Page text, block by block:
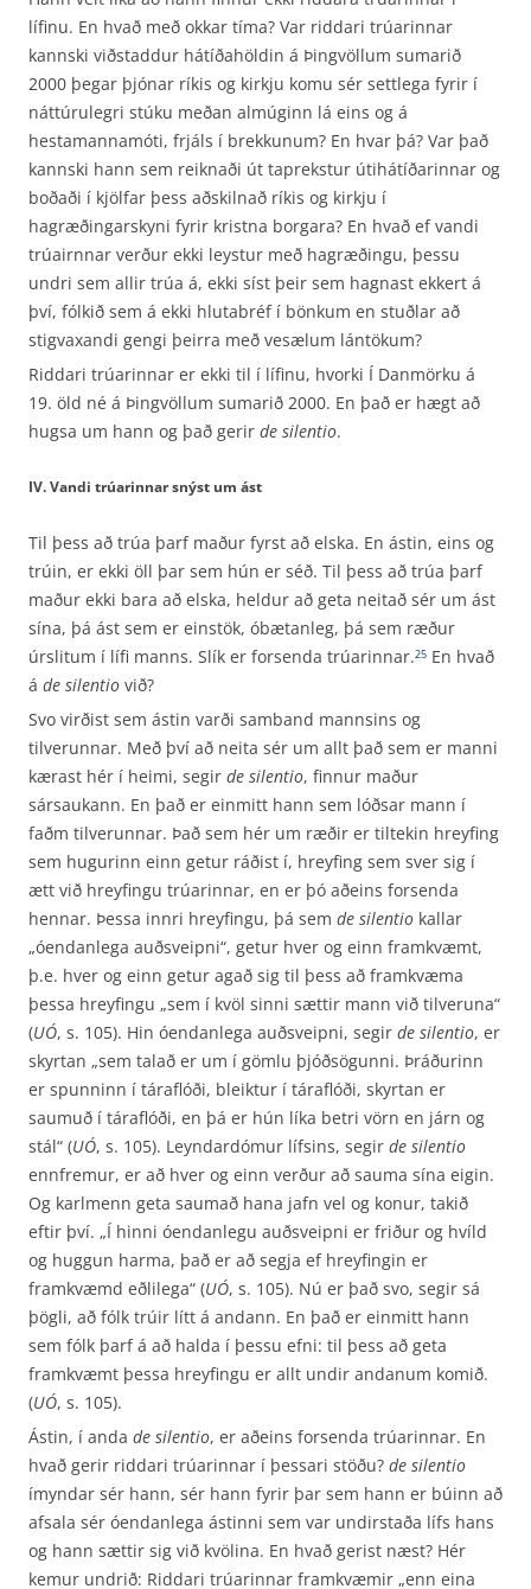
lífinu. En hvað með okkar tíma? Var riddari trúarinnar
kannski viðstaddur hátíðahöldin á Þingvöllum sumarið
2000 þegar þjónar ríkis og kirkju komu sér settlega fyrir í
náttúrulegri stúku meðan almúginn lá eins og á
hestamannamóti, frjáls í brekkunum? En hvar þá? Var það
kannski hann sem reiknaði út taprekstur útihátíðarinnar og
boðaði í kjölfar þess aðskilnað ríkis og kirkju í
hagræðingarskyni fyrir kristna borgara? En hvað ef vandi
trúairnnar verður ekki leystur með hagræðingu, þessu
undri sem allir trúa á, ekki síst þeir sem hagnast ekkert á
því, fólkið sem á ekki hlutabréf í bönkum en stuðlar að
stigvaxandi gengi þeirra með vesælum lántökum?
Riddari trúarinnar er ekki til í lífinu, hvorki Í Danmörku á
19. öld né á Þingvöllum sumarið 2000. En það er hægt að
hugsa um hann og það gerir de silentio.
IV. Vandi trúarinnar snýst um ást
Til þess að trúa þarf maður fyrst að elska. En ástin, eins og
trúin, er ekki öll þar sem hún er séð. Til þess að trúa þarf
maður ekki bara að elska, heldur að geta neitað sér um ást
sína, þá ást sem er einstök, óbætanleg, þá sem ræður
úrslitum í lífi manns. Slík er forsenda trúarinnar.25 En hvað
á de silentio við?
Svo virðist sem ástin varði samband mannsins og
tilverunnar. Með því að neita sér um allt það sem er manni
kærast hér í heimi, segir de silentio, finnur maður
sársaukann. En það er einmitt hann sem lóðsar mann í
faðm tilverunnar. Það sem hér um ræðir er tiltekin hreyfing
sem hugurinn einn getur ráðist í, hreyfing sem sver sig í
ætt við hreyfingu trúarinnar, en er þó aðeins forsenda
hennar. Þessa innri hreyfingu, þá sem de silentio kallar
„óendanlega auðsveipni“, getur hver og einn framkvæmt,
þ.e. hver og einn getur agað sig til þess að framkvæma
þessa hreyfingu „sem í kvöl sinni sættir mann við tilveruna“
(UÓ, s. 105). Hin óendanlega auðsveipni, segir de silentio, er
skyrtan „sem talað er um í gömlu þjóðsögunni. Þráðurinn
er spunninn í táraflóði, bleiktur í táraflóði, skyrtan er
saumuð í táraflóði, en þá er hún líka betri vörn en járn og
stál“ (UÓ, s. 105). Leyndardómur lífsins, segir de silentio
ennfremur, er að hver og einn verður að sauma sína eigin.
Og karlmenn geta saumað hana jafn vel og konur, takið
eftir því. „Í hinni óendanlegu auðsveipni er friður og hvíld
og huggun harma, það er að segja ef hreyfingin er
framkvæmd eðlilega“ (UÓ, s. 105). Nú er það svo, segir sá
þögli, að fólk trúir lítt á andann. En það er einmitt hann
sem fólk þarf á að halda í þessu efni: til þess að geta
framkvæmt þessa hreyfingu er allt undir andanum komið.
(UÓ, s. 105).
Ástin, í anda de silentio, er aðeins forsenda trúarinnar. En
hvað gerir riddari trúarinnar í þessari stöðu? de silentio
ímyndar sér hann, sér hann fyrir þar sem hann er búinn að
afsala sér óendanlega ástinni sem var undirstaða lífs hans
og hann sættir sig við kvölina. En hvað gerist næst? Hér
kemur undrið: Riddari trúarinnar framkvæmir „enn eina